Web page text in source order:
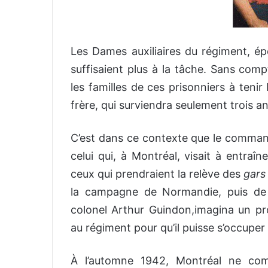
Les Dames auxiliaires du régiment,
suffisaient plus à la tâche. Sans
les familles de ces prisonniers à
frère, qui surviendra seulement trois
C’est dans ce contexte que le
celui qui, à Montréal, visait à
ceux qui prendraient la relève des
la campagne de Normandie, puis
colonel Arthur Guindon,imagina un
au régiment pour qu’il puisse
À l’automne 1942, Montréal ne